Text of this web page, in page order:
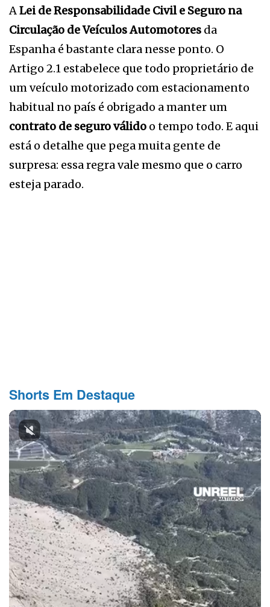
ALei de Responsabilidade Civil e Seguro na
Circulação de Veículos Automotores da
Espanha é bastante clara nesse ponto. O
Artigo 2.1 estabelece que todo proprietário de
um veículo motorizado com estacionamento
habitual no país é obrigado a manter um
contrato de seguro válido o tempo todo. E aqui
está o detalhe que pega muita gente de
surpresa: essa regra vale mesmo que o carro
esteja parado.
Shorts Em Destaque